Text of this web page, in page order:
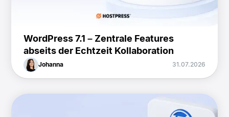
WordPress 7.1 – Zentrale Features
abseits der Echtzeit Kollaboration
Johanna 31.07.2026